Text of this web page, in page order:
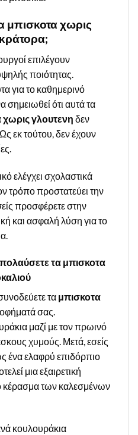
μπισκοτα χωρις
επιλέγουν
ποιότητας.
για το καθημερινό
σημειωθεί ότι αυτά τα
χωρις γλουτενη δεν
εκ τούτου, δεν έχουν
ελέγχει σχολαστικά
τρόπο προστατεύει την
προσφέρετε στην
και ασφαλή λύση για το
τα μπισκοτα
τα μπισκοτα
σας.
μαζί με τον πρωινό
χυμούς. Μετά, εσείς
ένα ελαφρύ επιδόρπιο
μια εξαιρετική
κέρασμα των καλεσμένων
κουλουράκια